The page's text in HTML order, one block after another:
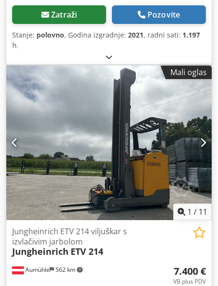
Zatraži Pozovite
Stanje: polovno, Godina izgradnje: 2021, radni sati: 1.197
h,
Mali oglas
1 / 11
Aumühle 562 km
Jungheinrich ETV 214 viljuškar s
izvlačivim jarbolom
Jungheinrich ETV 214
7.400 €
VB plus PDV